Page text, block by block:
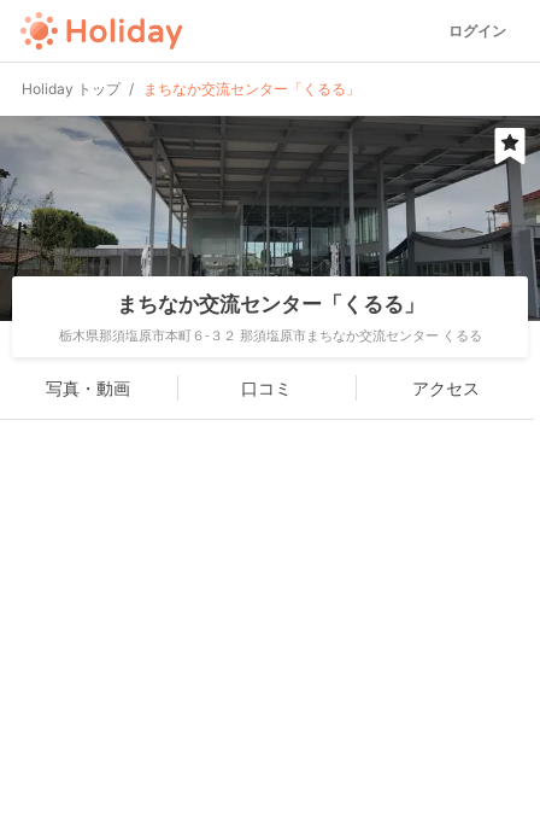
ログイン
Holiday トップ まちなか交流センター「くるる」
まちなか交流センター「くるる」
栃木県那須塩原市本町６-３２ 那須塩原市まちなか交流センター くるる
写真・動画 口コミ アクセス